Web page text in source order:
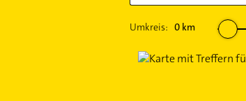
Umkreis: 0km